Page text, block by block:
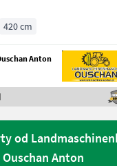
420 cm
Anton
od
Ouschan Anton